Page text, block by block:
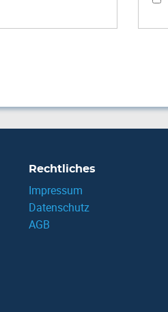
Rechtliches
Impressum
Datenschutz
AGB